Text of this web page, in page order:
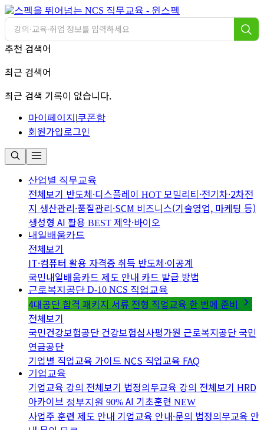
추천 검색어
최근 검색어
최근 검색 기록이 없습니다.
마이페이지 |쿠폰함
회원가입로그인
산업별 직무교육
전체보기 반도체·디스플레이 HOT 모빌리티·전기차·2차전
지 생산관리·품질관리·SCM 비즈니스(기술영업, 마케팅 등)
생성형 AI 활용 BEST 제약·바이오
내일배움카드
전체보기
IT·컴퓨터 활용 자격증 취득 반도체·이공계
국민내일배움카드 제도 안내 카드 발급 방법
근로복지공단 D-10 NCS 직업교육
4대공단 합격 패키지 서류 전형 직업교육 한 번에 준비
전체보기
국민건강보험공단 건강보험심사평가원 근로복지공단 국민
연금공단
기업별 직업교육 가이드 NCS 직업교육 FAQ
기업교육
기업교육 강의 전체보기 법정의무교육 강의 전체보기 HRD
아카이브 정부지원 90% AI 기초훈련 NEW
사업주 훈련 제도 안내 기업교육 안내·문의 법정의무교육 안